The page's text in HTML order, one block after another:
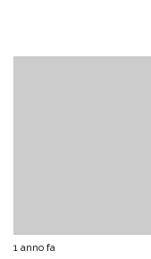
1 anno fa